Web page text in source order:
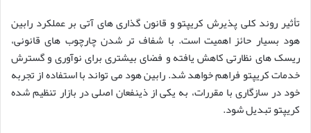
تأثیر روند کلی پذیرش کریپتو و قانون گذاری های آتی بر عملکرد رابین
هود بسیار حائز اهمیت است. با شفاف تر شدن چارچوب های قانونی،
ریسک های نظارتی کاهش یافته و فضای بیشتری برای نوآوری و گسترش
خدمات کریپتو فراهم خواهد شد. رابین هود می تواند با استفاده از تجربه
خود در سازگاری با مقررات، به یکی از ذینفعان اصلی در بازار تنظیم شده
کریپتو تبدیل شود.